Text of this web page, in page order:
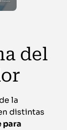
del
la
distintas
para